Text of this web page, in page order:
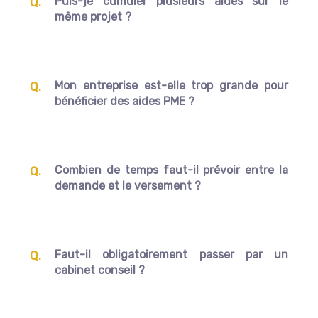
même projet ?
Mon entreprise est-elle trop grande pour
bénéficier des aides PME ?
Combien de temps faut-il prévoir entre la
demande et le versement ?
Faut-il obligatoirement passer par un
cabinet conseil ?